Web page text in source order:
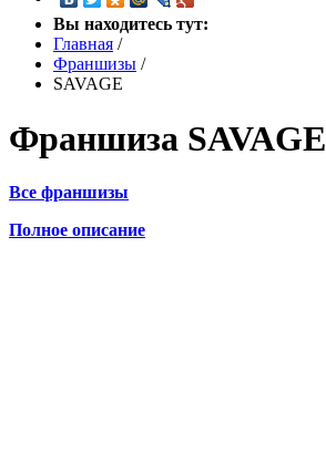
Вы находитесь тут:
Главная /
Франшизы /
SAVAGE
Франшиза SAVAGE
Все франшизы
Полное описание